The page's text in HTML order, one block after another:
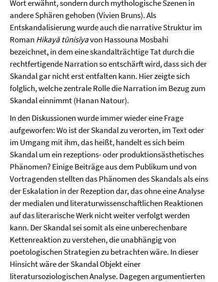
Wort erwähnt, sondern durch mythologische Szenen in
andere Sphären gehoben (Vivien Bruns). Als
Entskandalisierung wurde auch die narrative Struktur im
Roman Hikayā tūnisīyavon Hassouna Mosbahi
bezeichnet, in dem eine skandalträchtige Tat durch die
rechtfertigende Narration so entschärft wird, dass sich der
Skandal gar nicht erst entfalten kann. Hier zeigte sich
folglich, welche zentrale Rolle die Narration im Bezug zum
Skandal einnimmt (Hanan Natour).
In den Diskussionen wurde immer wieder eine Frage
aufgeworfen: Wo ist der Skandal zu verorten, im Text oder
im Umgang mit ihm, das heißt, handelt es sich beim
Skandal um ein rezeptions- oder produktionsästhetisches
Phänomen? Einige Beiträge aus dem Publikum und von
Vortragenden stellten das Phänomen des Skandals als eins
der Eskalation in der Rezeption dar, das ohne eine Analyse
der medialen und literaturwissenschaftlichen Reaktionen
auf das literarische Werk nicht weiter verfolgt werden
kann. Der Skandal sei somit als eine unberechenbare
Kettenreaktion zu verstehen, die unabhängig von
poetologischen Strategien zu betrachten wäre. In dieser
Hinsicht wäre der Skandal Objekt einer
literatursoziologischen Analyse. Dagegen argumentierten